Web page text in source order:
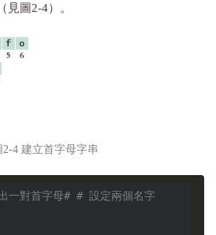
見圖2-4）。
4 建立首字母字串
一對首字母# # 設定兩個名字